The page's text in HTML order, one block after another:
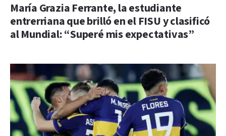
María Grazia Ferrante, la estudiante
entrerriana que brilló en el FISU y clasificó
al Mundial: “Superé mis expectativas”